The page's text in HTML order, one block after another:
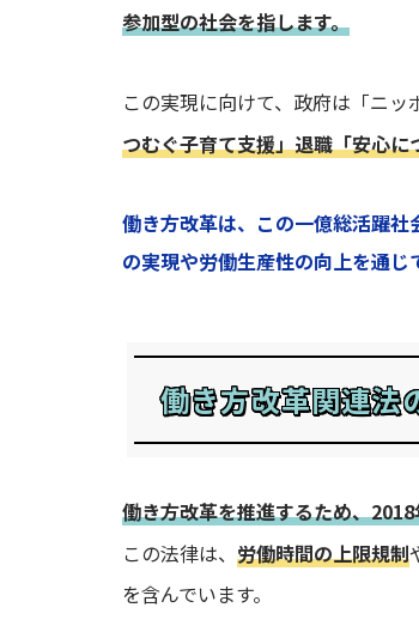
参加型の社会を指します。
この実現に向けて、政府は「ニッ
つむぐ子育て支援」退職「安心に
働き方改革は、この一億総活躍
の実現や労働生産性の向上を通じ
働き方改革関連法
働き方改革を推進するため、
この法律は、 労働時間の上限規制
を含んでいます。